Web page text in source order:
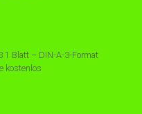
1 Blatt – DIN-A-3-Format
kostenlos